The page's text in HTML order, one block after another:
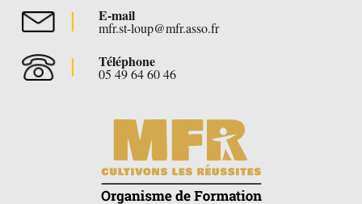
E-mail
mfr.st-loup@mfr.asso.fr
Téléphone
05 49 64 60 46